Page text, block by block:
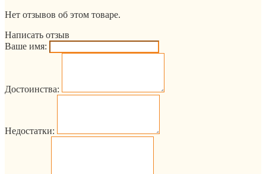
Нет отзывов об этом товаре.
Написать отзыв
Ваше имя:
Достоинства:
Недостатки: